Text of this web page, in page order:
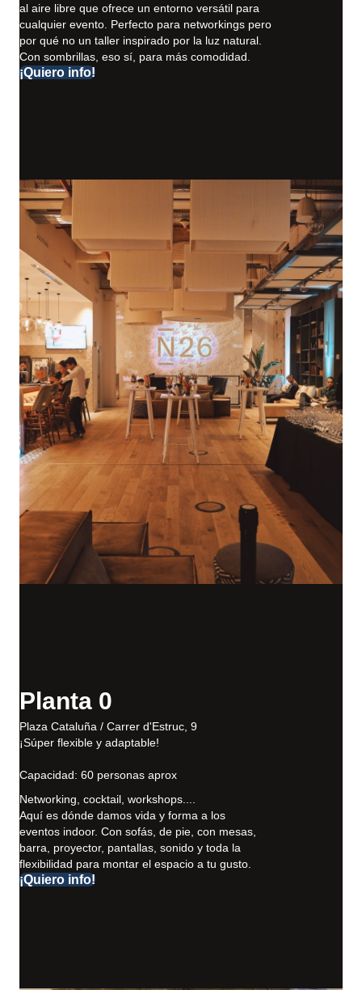
al aire libre que ofrece un entorno versátil para
cualquier evento. Perfecto para networkings pero
por qué no un taller inspirado por la luz natural.
Con sombrillas, eso sí, para más comodidad.
¡Quiero info!
Planta 0
Plaza Cataluña / Carrer d'Estruc, 9
¡Súper flexible y adaptable!
Capacidad: 60 personas aprox
Networking, cocktail, workshops....
Aquí es dónde damos vida y forma a los
eventos indoor. Con sofás, de pie, con mesas,
barra, proyector, pantallas, sonido y toda la
flexibilidad para montar el espacio a tu gusto.
¡Quiero info!